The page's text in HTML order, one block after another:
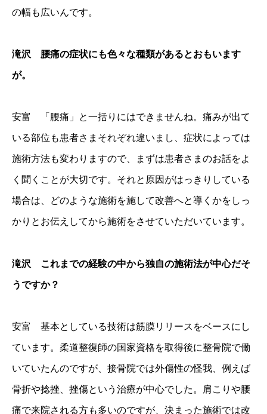
の幅も広いんです。
滝沢 腰痛の症状にも色々な種類があるとおもいます
が。
安富 「腰痛」と一括りにはできませんね。痛みが出て
いる部位も患者さまそれぞれ違いまし、症状によっては
施術方法も変わりますので、まずは患者さまのお話をよ
く聞くことが大切です。それと原因がはっきりしている
場合は、どのような施術を施して改善へと導くかをしっ
かりとお伝えしてから施術をさせていただいています。
滝沢 これまでの経験の中から独自の施術法が中心だそ
うですか？
安富 基本としている技術は筋膜リリースをベースにし
ています。柔道整復師の国家資格を取得後に整骨院で働
いていたんのですが、接骨院では外傷性の怪我、例えば
骨折や捻挫、挫傷という治療が中心でした。肩こりや腰
痛で来院される方も多いのですが、決まった施術では改